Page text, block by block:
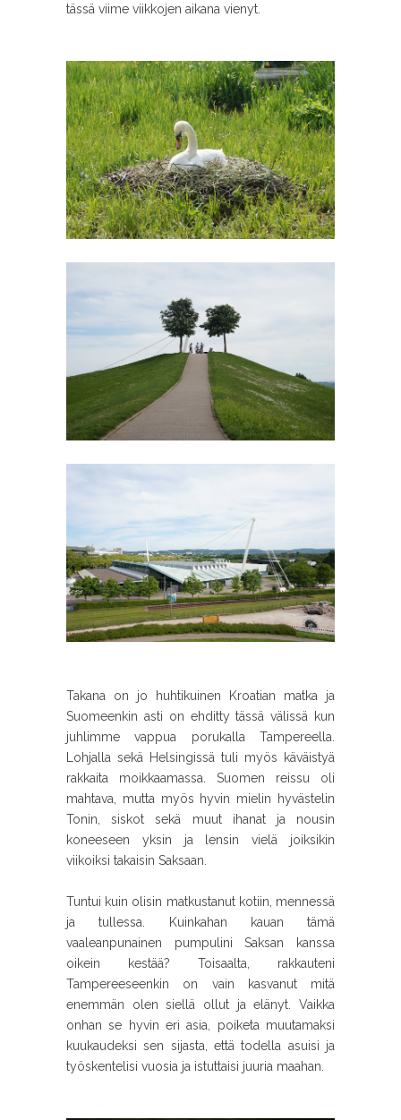
tässä viime viikkojen aikana vienyt.
Takana on jo huhtikuinen Kroatian matka ja
Suomeenkin asti on ehditty tässä välissä kun
juhlimme vappua porukalla Tampereella.
Lohjalla sekä Helsingissä tuli myös käväistyä
rakkaita moikkaamassa. Suomen reissu oli
mahtava, mutta myös hyvin mielin hyvästelin
Tonin, siskot sekä muut ihanat ja nousin
koneeseen yksin ja lensin vielä joiksikin
viikoiksi takaisin Saksaan.
Tuntui kuin olisin matkustanut kotiin, mennessä
ja tullessa. Kuinkahan kauan tämä
vaaleanpunainen pumpulini Saksan kanssa
oikein kestää? Toisaalta, rakkauteni
Tampereeseenkin on vain kasvanut mitä
enemmän olen siellä ollut ja elänyt. Vaikka
onhan se hyvin eri asia, poiketa muutamaksi
kuukaudeksi sen sijasta, että todella asuisi ja
työskentelisi vuosia ja istuttaisi juuria maahan.